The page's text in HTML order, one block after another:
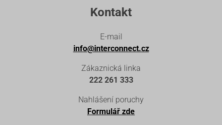
Kontakt
E-mail
info@interconnect.cz
Zákaznická linka
222 261 333
Nahlášení poruchy
Formulář zde